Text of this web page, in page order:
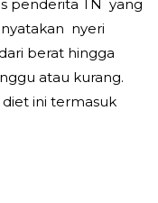
penderita TN yang
nyeri
berat hingga
atau kurang.
ini termasuk